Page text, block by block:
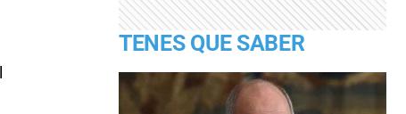
TENES QUE SABER